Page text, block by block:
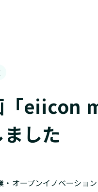
「eiicon
した
オープンイノベーショ